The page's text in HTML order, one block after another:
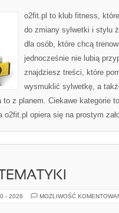
o2fit.pl to klub fitness,
do zmiany sylwetki i stylu
dla osób, które chcą
jednocześnie nie lubią
znajdziesz treści, które
wysmuklić sylwetkę, a
z planem. Ciekawe kategorie
o2fit.pl opiera się na prostym
- 2026 MOŻLIWOŚĆ